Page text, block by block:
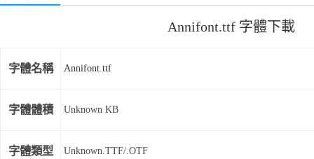
Annifont.ttf 字體下載
字體名稱 Annifont.ttf
字體體積 Unknown KB
字體類型 Unknown.TTF/.OTF